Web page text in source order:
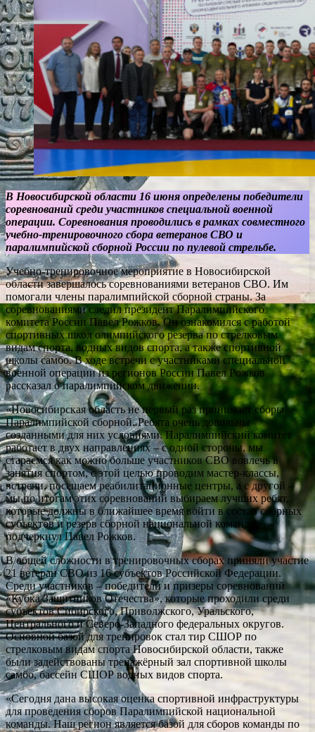
В Новосибирской области 16 июня определены победители
соревнований среди участников специальной военной
операции. Соревнования проводились в рамках совместного
учебно-тренировочного сбора ветеранов СВО и
паралимпийской сборной России по пулевой стрельбе.
Учебно-тренировочное мероприятие в Новосибирской
области завершалось соревнованиями ветеранов СВО. Им
помогали члены паралимпийской сборной страны. За
соревнованиями следил президент Паралимпийского
комитета России Павел Рожков. Он ознакомился с работой
спортивных школ олимпийского резерва по стрелковым
видам спорта, водных видов спорта, а также спортивной
школы самбо. В ходе встречи с участниками специальной
военной операции из регионов России Павел Рожков
рассказал о паралимпийском движении.
«Новосибирская область не первый раз принимает сборы
Паралимпийской сборной. Ребята очень довольны
созданными для них условиями. Паралимпийский комитет
работает в двух направлениях – с одной стороны, мы
стараемся как можно больше участников СВО вовлечь в
занятия спортом, с этой целью проводим мастер-классы,
встречи, посещаем реабилитационные центры, а с другой –
мы по итогам этих соревнований выбираем лучших ребят,
которые должны в ближайшее время войти в состав сборных
субъектов и резерв сборной национальной команды», –
подчеркнул Павел Рожков.
В общей сложности в тренировочных сборах приняли участие
21 ветеран СВО из 16 субъектов Российской Федерации.
Среди участников – победители и призеры соревнований
«Кубка Защитников Отечества», которые проходили среди
субъектов Сибирского, Приволжского, Уральского,
Центрального и Северо-Западного федеральных округов.
Основной базой для тренировок стал тир СШОР по
стрелковым видам спорта Новосибирской области, также
были задействованы тренажёрный зал спортивной школы
самбо, бассейн СШОР водных видов спорта.
«Сегодня дана высокая оценка спортивной инфраструктуры
для проведения сборов Паралимпийской национальной
команды. Наш регион является базой для сборов команды по